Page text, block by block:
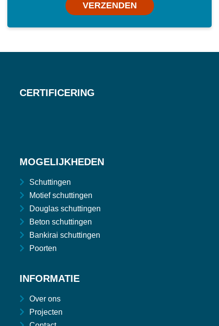
VERZENDEN
CERTIFICERING
MOGELIJKHEDEN
Schuttingen
Motief schuttingen
Douglas schuttingen
Beton schuttingen
Bankirai schuttingen
Poorten
INFORMATIE
Over ons
Projecten